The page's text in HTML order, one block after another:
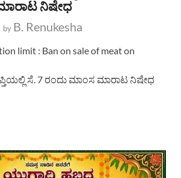
ನಿಷೇಧ
by B. Renukesha
limit : Ban on sale of meat on
ಸೆ. 7 ರಂದು ಮಾಂಸ ಮಾರಾಟ ನಿಷೇಧ